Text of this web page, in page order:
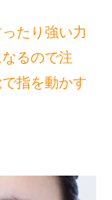
たり強い力
るので注
指を動かす